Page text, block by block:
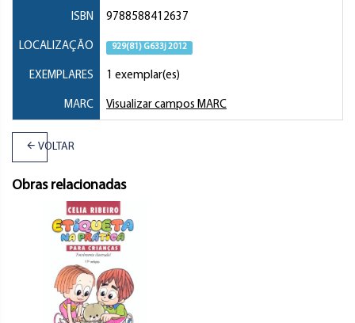
ISBN 9788588412637
LOCALIZAÇÃO 929(81) G633j 2012
EXEMPLARES 1 exemplar(es)
MARC Visualizar campos MARC
VOLTAR
Obras relacionadas